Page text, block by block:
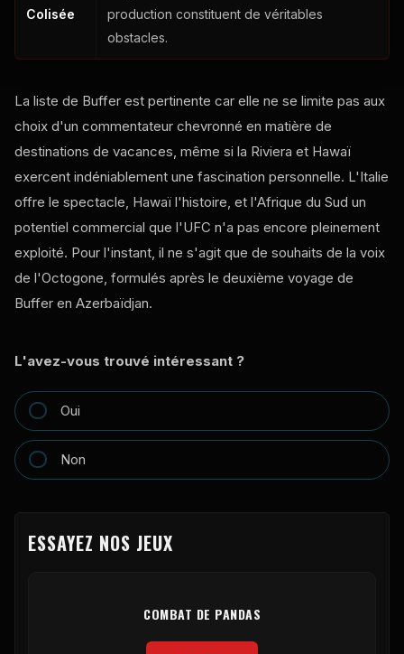
Colisée
production constituent de véritables
obstacles.
La liste de Buffer est pertinente car elle ne se limite pas aux
choix d'un commentateur chevronné en matière de
destinations de vacances, même si la Riviera et Hawaï
exercent indéniablement une fascination personnelle. L'Italie
offre le spectacle, Hawaï l'histoire, et l'Afrique du Sud un
potentiel commercial que l'UFC n'a pas encore pleinement
exploité. Pour l'instant, il ne s'agit que de souhaits de la voix
de l'Octogone, formulés après le deuxième voyage de
Buffer en Azerbaïdjan.
L'avez-vous trouvé intéressant ?
Oui
Non
ESSAYEZ NOS JEUX
COMBAT DE PANDAS